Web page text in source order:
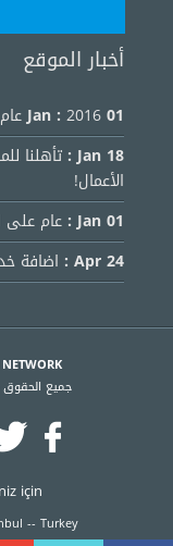
أخبار الموقع
01 Jan :2016 عام جديد وبداية جديدة
18 Jan :
تأهلنا
الأعمال!
01 Jan :
عام على
24 Apr :
اضافة
جميع
için
-- Turkey